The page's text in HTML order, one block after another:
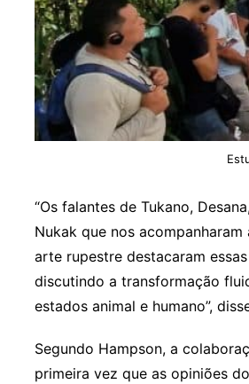
“Os falantes de Tukano,
Nukak que nos
arte rupestre destacaram
discutindo a transformação
estados animal e humano”,
Segundo Hampson, a
primeira vez que as opiniões